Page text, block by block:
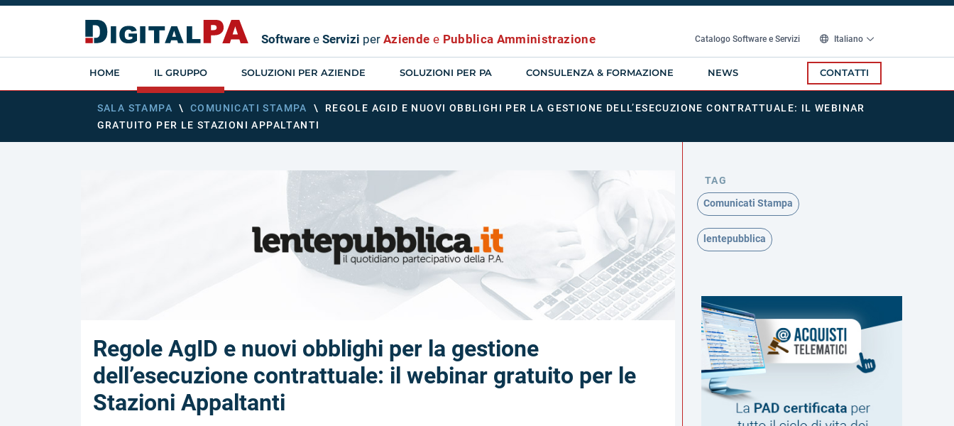
Software e Servizi per Aziende e Pubblica Amministrazione Catalogo Software e Servizi Italiano
HOME IL GRUPPO SOLUZIONI PER AZIENDE SOLUZIONI PER PA CONSULENZA & FORMAZIONE NEWS CONTATTI
SALA STAMPA \ COMUNICATI STAMPA
\ REGOLE AGID E NUOVI OBBLIGHI PER LA GESTIONE DELL’ESECUZIONE CONTRATTUALE: IL WEBINAR
GRATUITO PER LE STAZIONI APPALTANTI
Regole AgID e nuovi obblighi per la gestione
dell’esecuzione contrattuale: il webinar gratuito per le
Stazioni Appaltanti
TAG
Comunicati Stampa
lentepubblica